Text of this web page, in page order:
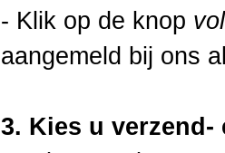
- Klik op de knop
aangemeld bij ons
3. Kies u verzend-